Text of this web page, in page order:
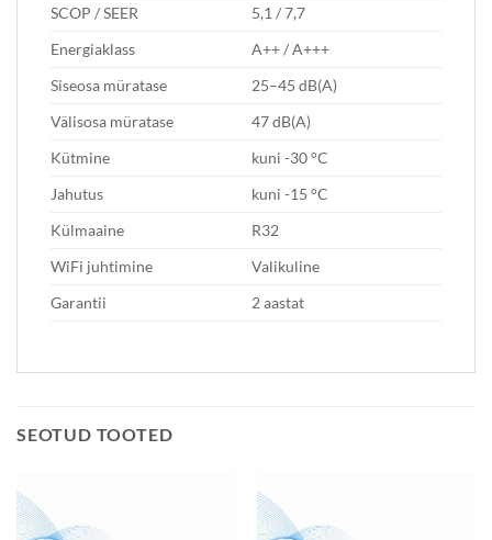
SCOP / SEER
5,1 / 7,7
Energiaklass
A++ / A+++
Siseosa müratase
25–45 dB(A)
Välisosa müratase
47 dB(A)
Kütmine
kuni -30 °C
Jahutus
kuni -15 °C
Külmaaine
R32
WiFi juhtimine
Valikuline
Garantii
2 aastat
SEOTUD TOOTED